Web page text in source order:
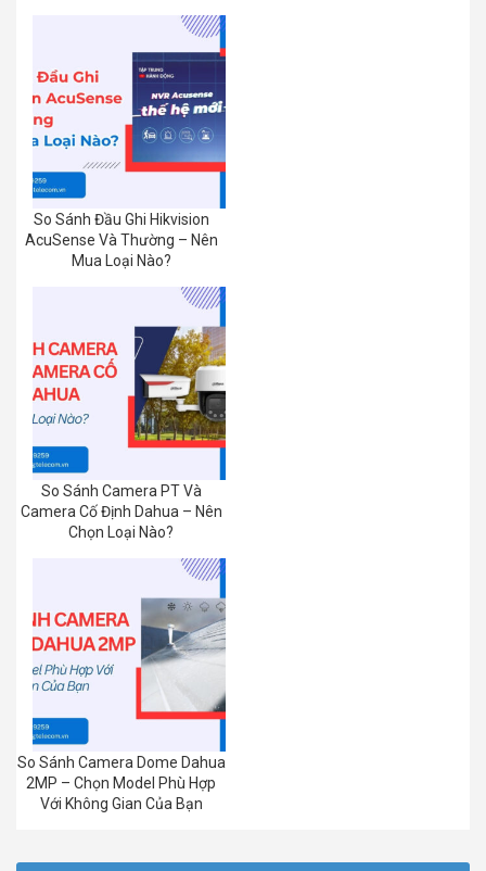
So Sánh Đầu Ghi Hikvision
AcuSense Và Thường – Nên
Mua Loại Nào?
So Sánh Camera PT Và
Camera Cố Định Dahua – Nên
Chọn Loại Nào?
So Sánh Camera Dome Dahua
2MP – Chọn Model Phù Hợp
Với Không Gian Của Bạn